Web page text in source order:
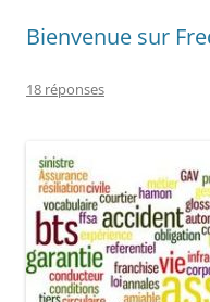
Bienvenue sur
18 réponses